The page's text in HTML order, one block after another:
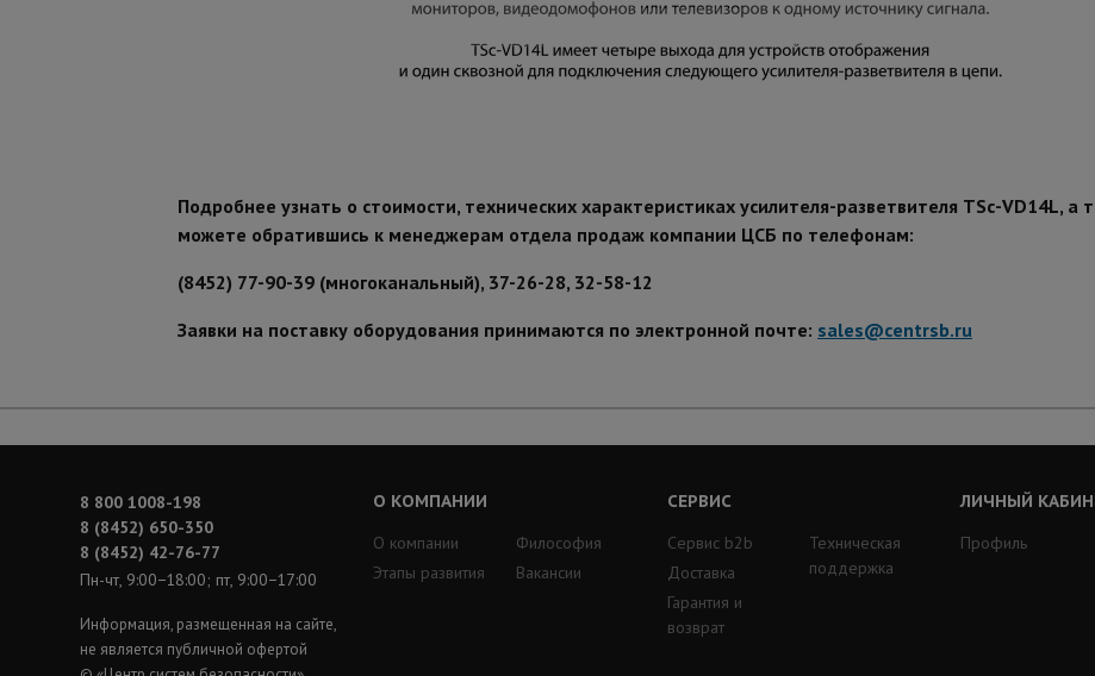
Подробнее узнать о стоимости, технических характеристиках усилителя-разветвителя TSс-VD14L, а
можете обратившись к менеджерам отдела продаж компании ЦСБ по телефонам:
(8452) 77-90-39 (многоканальный), 37-26-28, 32-58-12
Заявки на поставку оборудования принимаются по электронной почте: sales@centrsb.ru
8 800 1008-198
8 (8452) 650-350
8 (8452) 42-76-77
Пн-чт, 9:00−18:00; пт, 9:00−17:00
Информация, размещенная на сайте,
не является публичной офертой
О КОМПАНИИ
О компании
Этапы развития
Философия
Вакансии
СЕРВИС
Сервис b2b
Доставка
Гарантия и
возврат
Техническая
поддержка
ЛИЧНЫЙ
Профиль